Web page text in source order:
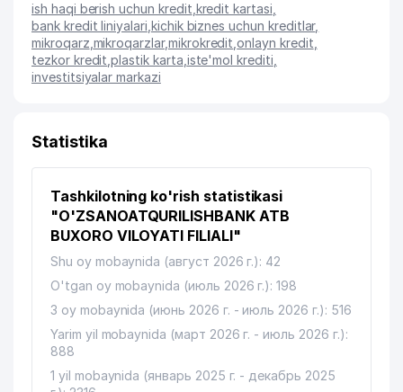
ish haqi berish uchun kredit kredit kartasi
bank kredit liniyalari kichik biznes uchun kreditlar,
mikroqarz mikroqarzlar,mikrokredit ,onlayn kredit
tezkor kredit ,plastik karta iste'mol krediti
investitsiyalar markazi
Statistika
Tashkilotning ko'rish statistikasi
"O'ZSANOATQURILISHBANK ATB
BUXORO VILOYATI FILIALI"
Shu oy mobaynida (август 2026 г.): 42
O'tgan oy mobaynida (июль 2026 г.): 198
3 oy mobaynida (июнь 2026 г. - июль 2026 г.): 516
Yarim yil mobaynida (март 2026 г. - июль 2026 г.):
888
1 yil mobaynida (январь 2025 г. - декабрь 2025